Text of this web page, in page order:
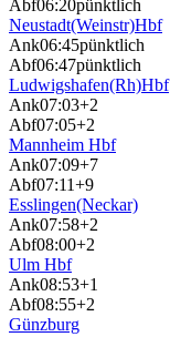
Abf06:20pünktlich
Neustadt(Weinstr)Hbf
Ank06:45pünktlich
Abf06:47pünktlich
Ludwigshafen(Rh)Hbf
Ank07:03+2
Abf07:05+2
Mannheim Hbf
Ank07:09+7
Abf07:11+9
Esslingen(Neckar)
Ank07:58+2
Abf08:00+2
Ulm Hbf
Ank08:53+1
Abf08:55+2
Günzburg